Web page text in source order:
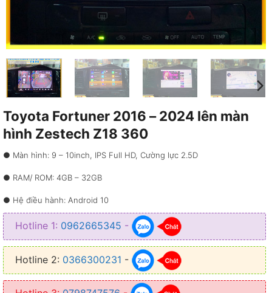
Toyota Fortuner 2016 – 2024 lên màn
hình Zestech Z18 360
● Màn hình: 9 – 10inch, IPS Full HD, Cường lực 2.5D
● RAM/ ROM: 4GB – 32GB
● Hệ điều hành: Android 10
● CPU: UIS7862S
● Chip: Octa-care 2*A75 + 6*A55
● Main: 8*2.0Hz
● Độ phân giải: 1280*720px
Hotline 1: 0962665345 -
Hotline 2: 0366300231 -